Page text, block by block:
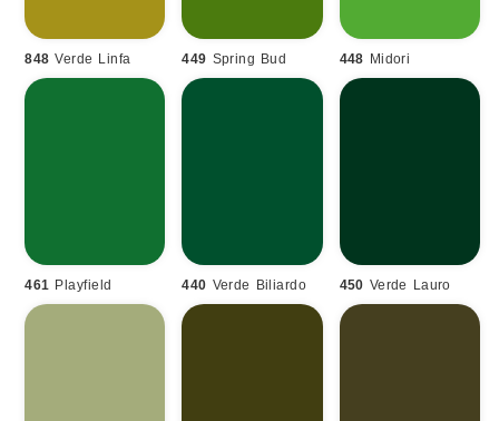
440 Verde Biliardo 450 Verde Lauro
848 Verde Linfa 449 Spring Bud 448 Midori
461 Playfield